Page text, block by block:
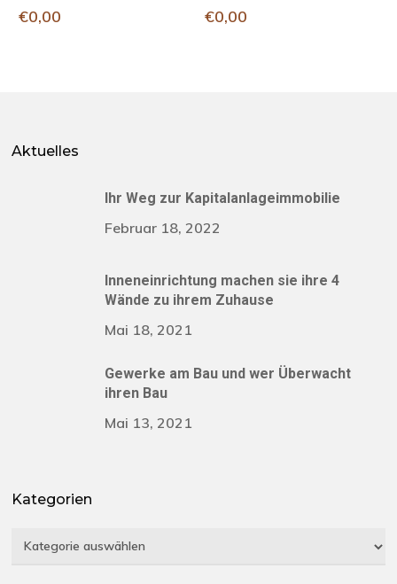
€0,00 €0,00
Aktuelles
Ihr Weg zur Kapitalanlageimmobilie
Februar 18, 2022
Inneneinrichtung machen sie ihre 4
Wände zu ihrem Zuhause
Mai 18, 2021
Gewerke am Bau und wer Überwacht
ihren Bau
Mai 13, 2021
Kategorien
Kategorien